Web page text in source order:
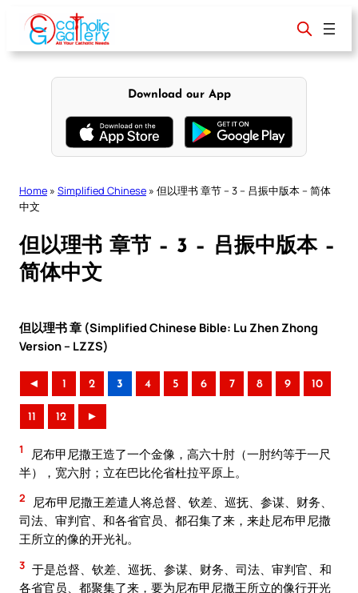
content
Download our App
Home » Simplified Chinese » 但以理书 章节 – 3 – 吕振中版本 – 简体
中文
但以理书 章节 – 3 – 吕振中版本 –
简体中文
但以理书 章 (Simplified Chinese Bible: Lu Zhen Zhong
Version – LZZS)
◄ 1 2 3 4 5 6 7 8 9 10
11 12 ►
1
尼布甲尼撒王造了一个金像，高六十肘（一肘约等于一尺
半），宽六肘；立在巴比伦省杜拉平原上。
2
尼布甲尼撒王差遣人将总督、钦差、巡抚、参谋、财务、
司法、审判官、和各省官员、都召集了来，来赴尼布甲尼撒
王所立的像的开光礼。
3 于是总督、钦差、巡抚、参谋、财务、司法、审判官、和
各省官员、都聚集了来，要为尼布甲尼撒王所立的像行开光